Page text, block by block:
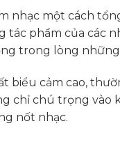
nhạc một cách
phẩm của các
trong lòng
biểu cảm cao,
chỉ chú trọng
nốt nhạc.